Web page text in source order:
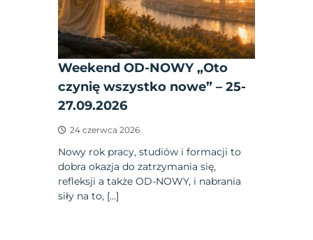
Weekend OD-NOWY „Oto
czynię wszystko nowe” – 25-
27.09.2026
24 czerwca 2026
Nowy rok pracy, studiów i formacji to
dobra okazja do zatrzymania się,
refleksji a także OD-NOWY, i nabrania
siły na to, […]